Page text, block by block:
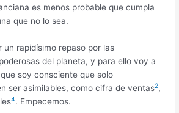
es menos probable que cumpla
que no lo sea.
un rapidísimo repaso por las
del planeta, y para ello voy a
soy consciente que solo
ser asimilables, como cifra de ventas2,
4. Empecemos.